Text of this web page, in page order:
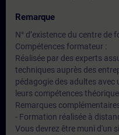
Remarque
N° d’existence du centre de
Compétences formateur :
Réalisée par des experts
techniques auprès des
pédagogie des adultes
leurs compétences
Remarques
- Formation réalisée à
Vous devrez être muni d'un